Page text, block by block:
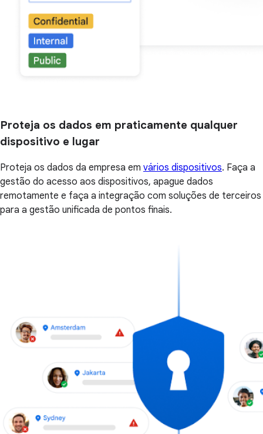
Proteja os dados em praticamente qualquer
dispositivo e lugar
Proteja os dados da empresa em vários dispositivos. Faça a
gestão do acesso aos dispositivos, apague dados
remotamente e faça a integração com soluções de terceiros
para a gestão unificada de pontos finais.